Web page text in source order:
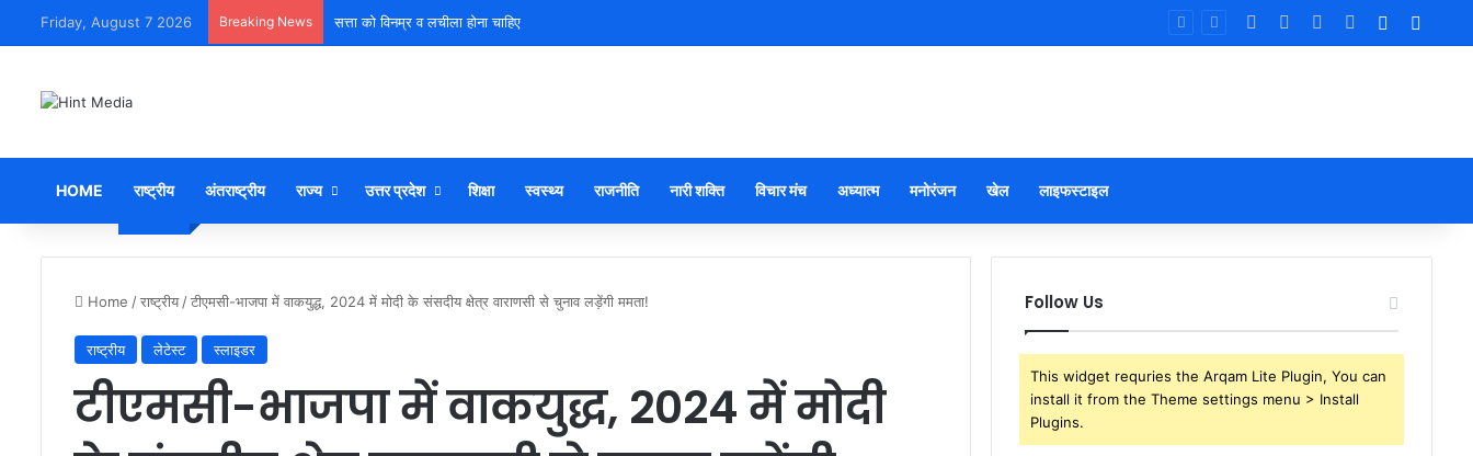
Friday, August 7 2026 Breaking News सत्ता को विनम्र व लचीला होना चाहिए Facebook YouTubeInstagram
Log In
HOME राष्ट्रीय अंतराष्ट्रीय राज्य उत्तर प्रदेश शिक्षा स्वस्थ्य राजनीति नारी शक्ति विचार मंच अध्यात्म मनोरंजन खेल लाइफस्टाइल
Home /राष्ट्रीय /टीएमसी-भाजपा में वाकयुद्ध, 2024 में मोदी के संसदीय क्षेत्र वाराणसी से चुनाव लड़ेंगी ममता!
राष्ट्रीय लेटेस्ट स्लाइडर
टीएमसी-भाजपा में वाकयुद्ध, 2024 में मोदी
Follow Us
This widget requries the Arqam Lite Plugin, You can
install it from the Theme settings menu > Install
Plugins.